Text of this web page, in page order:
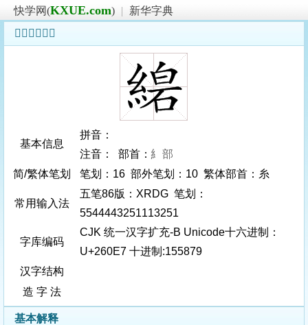
快学网(KXUE.com) |
新华字典
𦃧字基本信息
基本信息
拼音：
注音： 部首： 糹部
简/繁体笔划
笔划：16 部外笔划：10 繁体部首：糸
常用输入法
五笔86版：XRDG 笔划：
5544443251113251
字库编码
CJK 统一汉字扩充-B Unicode十六进制：
U+260E7 十进制:155879
汉字结构
造 字 法
基本解释